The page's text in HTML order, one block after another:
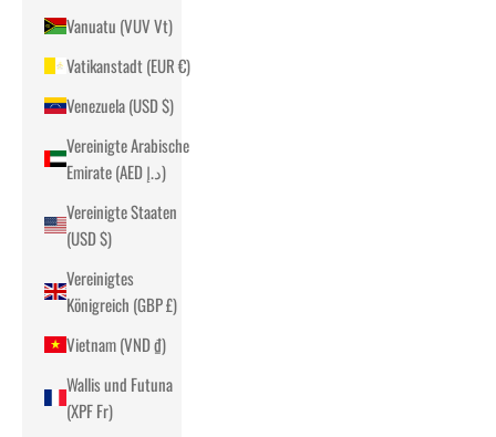
Vanuatu (VUV Vt)
Vatikanstadt (EUR €)
Venezuela (USD $)
Vereinigte Arabische
Emirate (AED د.إ)
Vereinigte Staaten
(USD $)
Vereinigtes
Königreich (GBP £)
Vietnam (VND ₫)
Wallis und Futuna
(XPF Fr)